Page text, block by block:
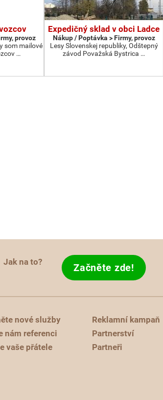
provoz
som mailové
…
Expedičný sklad v obci Ladce
Nákup / Poptávka > Firmy, provoz
Lesy Slovenskej republiky, Odštepný
závod Považská Bystrica …
Jak na to? Začněte zde!
nové služby
nám referenci
vaše přátele
Reklamní kampaň
Partnerství
Partneři